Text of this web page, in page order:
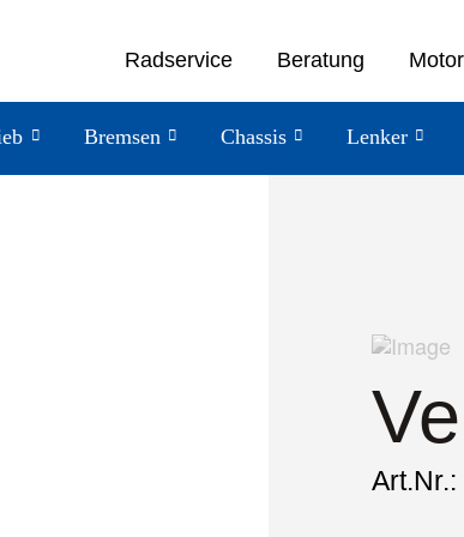
Radservice Beratung
Bremsen Chassis Lenker
Art.Nr.: